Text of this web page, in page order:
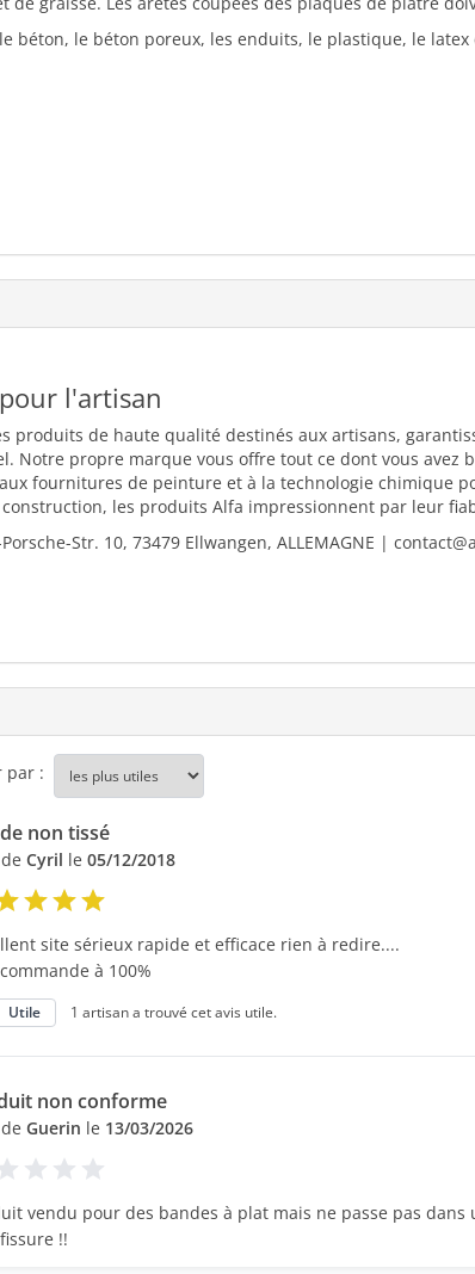
béton, le béton poreux, les enduits, le plastique, le
l'artisan
produits de haute qualité destinés aux artisans,
Notre propre marque vous offre tout ce dont vous avez
fournitures de peinture et à la technologie chimique
les produits Alfa impressionnent par leur
Str. 10, 73479 Ellwangen, ALLEMAGNE |
par :
non tissé
Cyril le 05/12/2018
site sérieux rapide et efficace rien à redire....
à 100%
Utile 1 artisan a trouvé cet avis utile.
non conforme
Guerin le 13/03/2026
vendu pour des bandes à plat mais ne passe pas
!!